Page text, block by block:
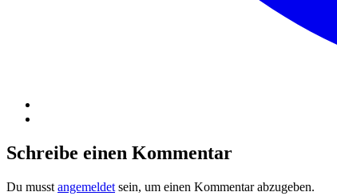
Schreibe einen Kommentar
Du musst angemeldet sein, um einen Kommentar abzugeben.